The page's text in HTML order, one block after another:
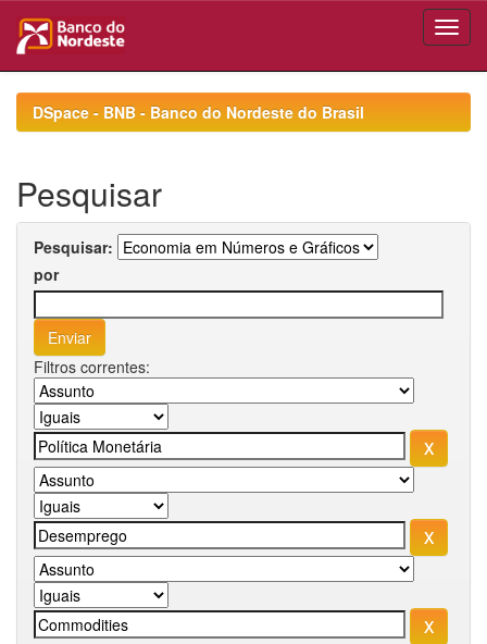
navigationDSpace - BNB - Banco do Nordeste do Brasil
Pesquisar
Pesquisar:
por
Filtros correntes: